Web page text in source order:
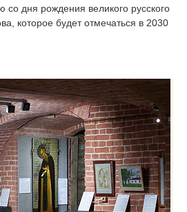
дня рождения великого русского
которое будет отмечаться в 2030